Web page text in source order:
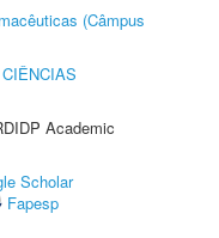
(Câmpus
Academic
Scholar
Fapesp